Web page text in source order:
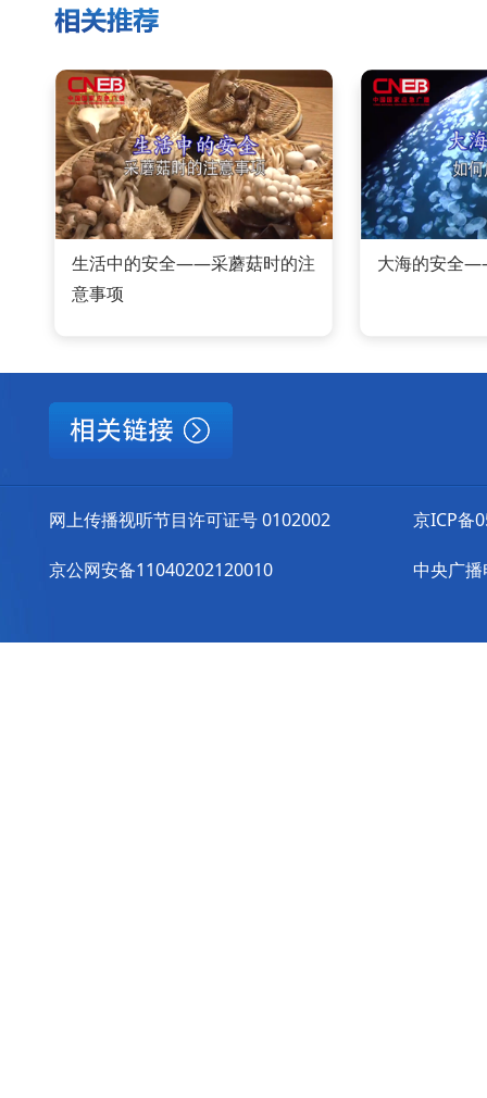
生活中的安全——采蘑菇时的注
意事项
大海的安全
网上传播视听节目许可证号 0102002
京公网安备11040202120010
京ICP备
中央广